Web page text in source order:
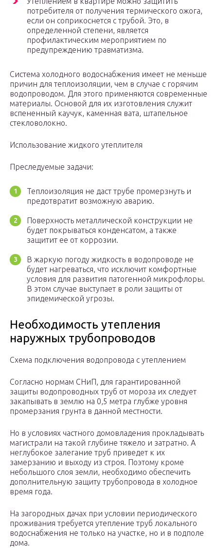
потребителя от получения термического ожога,
если он соприкоснется с трубой. Это, в
определенной степени, является
профилактическим мероприятием по
предупреждению травматизма.
Система холодного водоснабжения имеет не меньше
причин для теплоизоляции, чем в случае с горячим
водопроводом. Для этого применяются современные
материалы. Основой для их изготовления служит
вспененный каучук, каменная вата, штапельное
стекловолокно.
Использование жидкого утеплителя
Преследуемые задачи:
Теплоизоляция не даст трубе промерзнуть и
предотвратит возможную аварию.
Поверхность металлической конструкции не
будет покрываться конденсатом, а также
защитит ее от коррозии.
В жаркую погоду жидкость в водопроводе не
будет нагреваться, что исключит комфортные
условия для развития патогенной микрофлоры.
В этом случае выступает в роли защиты от
эпидемической угрозы.
Необходимость утепления
наружных трубопроводов
Схема подключения водопровода с утеплением
Согласно нормам СНиП, для гарантированной
защиты водопроводных труб от мороза их следует
закапывать в землю на 0,5 метра глубже уровня
промерзания грунта в данной местности.
Но в условиях частного домовладения прокладывать
магистрали на такой глубине тяжело и затратно. А
неглубокое залегание труб приведет к их
замерзанию и выходу из строя. Поэтому кроме
небольшого слоя земли, необходимо обеспечить
дополнительную защиту трубопровода в холодное
время года.
На загородных дачах при условии периодического
проживания требуется утепление труб локального
водоснабжения не только на участке, но и в подполе
дома.